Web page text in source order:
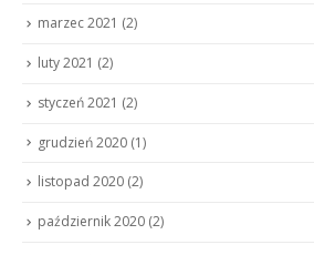
marzec 2021 (2)
luty 2021 (2)
styczeń 2021 (2)
grudzień 2020 (1)
listopad 2020 (2)
październik 2020 (2)